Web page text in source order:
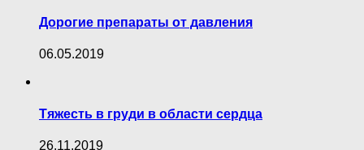
Дорогие препараты от давления
06.05.2019
Тяжесть в груди в области сердца
26.11.2019